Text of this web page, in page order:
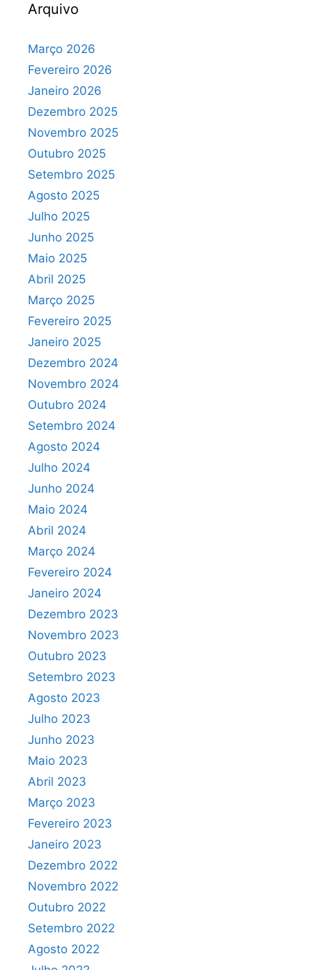
Arquivo
Março 2026
Fevereiro 2026
Janeiro 2026
Dezembro 2025
Novembro 2025
Outubro 2025
Setembro 2025
Agosto 2025
Julho 2025
Junho 2025
Maio 2025
Abril 2025
Março 2025
Fevereiro 2025
Janeiro 2025
Dezembro 2024
Novembro 2024
Outubro 2024
Setembro 2024
Agosto 2024
Julho 2024
Junho 2024
Maio 2024
Abril 2024
Março 2024
Fevereiro 2024
Janeiro 2024
Dezembro 2023
Novembro 2023
Outubro 2023
Setembro 2023
Agosto 2023
Julho 2023
Junho 2023
Maio 2023
Abril 2023
Março 2023
Fevereiro 2023
Janeiro 2023
Dezembro 2022
Novembro 2022
Outubro 2022
Setembro 2022
Agosto 2022